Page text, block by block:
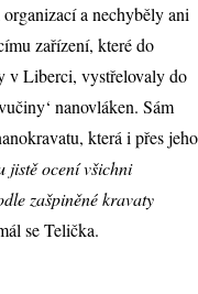
a nechyběly ani
zařízení, které do
v Liberci, vystřelovaly do
nanovláken. Sám
která i přes jeho
jistě ocení všichni
zašpiněné kravaty
se Telička.